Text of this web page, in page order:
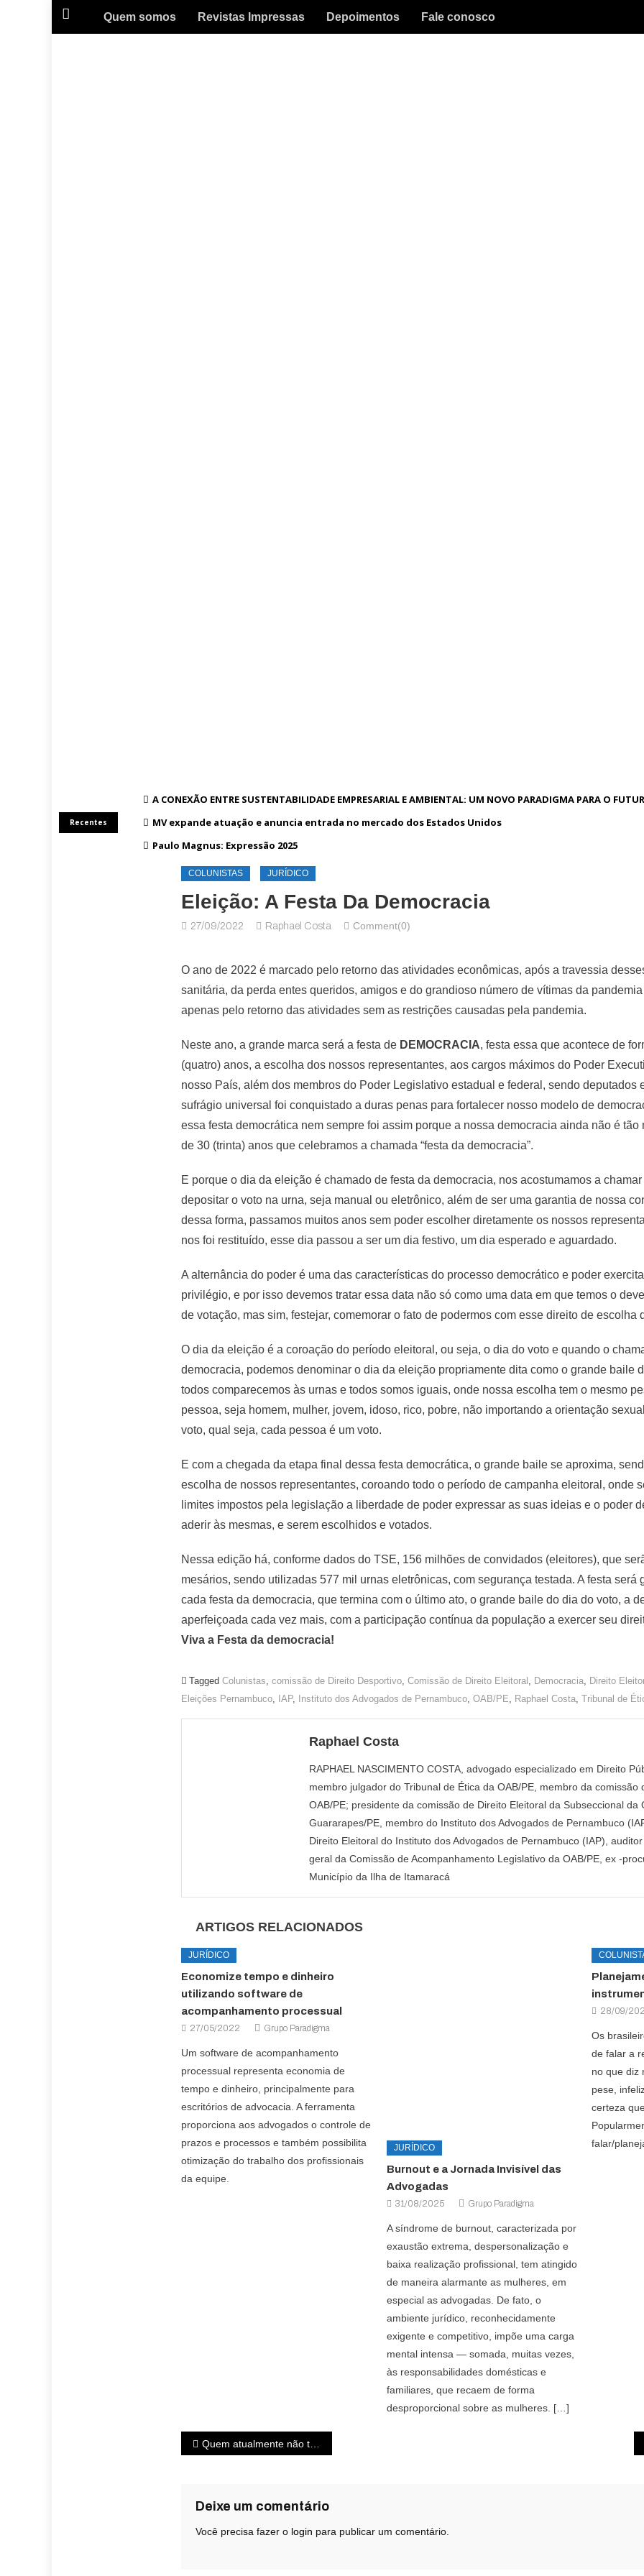
Quem somos Revistas Impressas Depoimentos Fale conosco
Recentes
A CONEXÃO ENTRE SUSTENTABILIDADE EMPRESARIAL E AMBIENTAL: UM NOVO PARADIGMA PARA O
MV expande atuação e anuncia entrada no mercado dos Estados Unidos
Paulo Magnus: Expressão 2025
COLUNISTAS JURÍDICO
Eleição: A Festa Da Democracia
27/09/2022 Raphael Costa Comment(0)
O ano de 2022 é marcado pelo retorno das atividades econômicas, após a travessia
sanitária, da perda entes queridos, amigos e do grandioso número de vítimas da
apenas pelo retorno das atividades sem as restrições causadas pela pandemia.
Neste ano, a grande marca será a festa de DEMOCRACIA, festa essa que acontece de
(quatro) anos, a escolha dos nossos representantes, aos cargos máximos do Poder
nosso País, além dos membros do Poder Legislativo estadual e federal, sendo deputados
sufrágio universal foi conquistado a duras penas para fortalecer nosso modelo de
essa festa democrática nem sempre foi assim porque a nossa democracia ainda não é tão
de 30 (trinta) anos que celebramos a chamada “festa da democracia”.
E porque o dia da eleição é chamado de festa da democracia, nos acostumamos a
depositar o voto na urna, seja manual ou eletrônico, além de ser uma garantia de nossa
dessa forma, passamos muitos anos sem poder escolher diretamente os nossos
nos foi restituído, esse dia passou a ser um dia festivo, um dia esperado e aguardado.
A alternância do poder é uma das características do processo democrático e poder
privilégio, e por isso devemos tratar essa data não só como uma data em que temos o
de votação, mas sim, festejar, comemorar o fato de podermos com esse direito de escolha
O dia da eleição é a coroação do período eleitoral, ou seja, o dia do voto e quando o
democracia, podemos denominar o dia da eleição propriamente dita como o grande baile
todos comparecemos às urnas e todos somos iguais, onde nossa escolha tem o mesmo
pessoa, seja homem, mulher, jovem, idoso, rico, pobre, não importando a orientação
voto, qual seja, cada pessoa é um voto.
E com a chegada da etapa final dessa festa democrática, o grande baile se aproxima,
escolha de nossos representantes, coroando todo o período de campanha eleitoral, onde
limites impostos pela legislação a liberdade de poder expressar as suas ideias e o poder
aderir às mesmas, e serem escolhidos e votados.
Nessa edição há, conforme dados do TSE, 156 milhões de convidados (eleitores), que
mesários, sendo utilizadas 577 mil urnas eletrônicas, com segurança testada. A festa será
cada festa da democracia, que termina com o último ato, o grande baile do dia do voto, a
aperfeiçoada cada vez mais, com a participação contínua da população a exercer seu
Viva a Festa da democracia!
Tagged Colunistas, comissão de Direito Desportivo, Comissão de Direito Eleitoral , Democracia, Direito
Eleições Pernambuco, IAP, Instituto dos Advogados de Pernambuco, OAB/PE, Raphael Costa, Tribunal de
Raphael Costa
RAPHAEL NASCIMENTO COSTA, advogado especializado em Direito
membro julgador do Tribunal de Ética da OAB/PE, membro da comissão
OAB/PE; presidente da comissão de Direito Eleitoral da Subseccional da
Guararapes/PE, membro do Instituto dos Advogados de Pernambuco
Direito Eleitoral do Instituto dos Advogados de Pernambuco (IAP),
geral da Comissão de Acompanhamento Legislativo da OAB/PE, ex -
Município da Ilha de Itamaracá
ARTIGOS RELACIONADOS
JURÍDICO
Economize tempo e dinheiro
utilizando software de
acompanhamento processual
27/05/2022 Grupo Paradigma
Um software de acompanhamento
processual representa economia de
tempo e dinheiro, principalmente para
escritórios de advocacia. A ferramenta
proporciona aos advogados o controle de
prazos e processos e também possibilita
otimização do trabalho dos profissionais
da equipe.
JURÍDICO
Burnout e a Jornada Invisível das
Advogadas
31/08/2025 Grupo Paradigma
A síndrome de burnout, caracterizada por
exaustão extrema, despersonalização e
baixa realização profissional, tem atingido
de maneira alarmante as mulheres, em
especial as advogadas. De fato, o
ambiente jurídico, reconhecidamente
exigente e competitivo, impõe uma carga
mental intensa — somada, muitas vezes,
às responsabilidades domésticas e
familiares, que recaem de forma
desproporcional sobre as mulheres. […]
28/09/
Os
de falar a
no que diz
pese,
certeza
falar/
Quem atualmente não tem uma rede social para poder postar o seu dia a dia?
Deixe um comentário
Você precisa fazer o login para publicar um comentário.